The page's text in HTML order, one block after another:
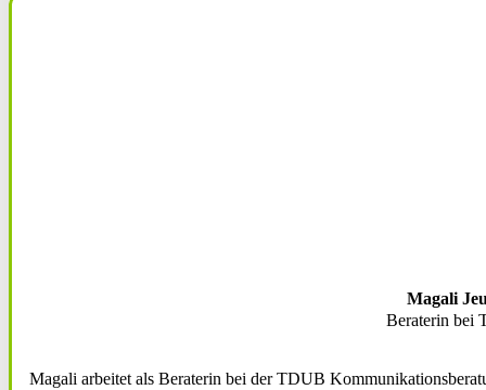
Magali
Beraterin bei
Magali arbeitet als Beraterin bei der TDUB